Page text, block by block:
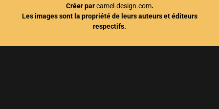
Créer parcamel-design.com.
Les images sont la propriété de leurs auteurs et éditeurs
respectifs.